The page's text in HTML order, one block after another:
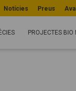
Notícies Preus
PROJECTES BIO